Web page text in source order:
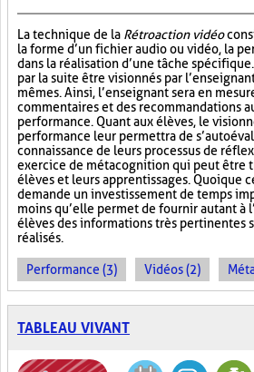
La technique de la Rétroaction vidéo
la forme d’un fichier audio ou vidéo, la
dans la réalisation d’une tâche
par la suite être visionnés par
mêmes. Ainsi, l’enseignant sera en
commentaires et des recommandations
performance. Quant aux élèves, le
performance leur permettra de
connaissance de leurs processus de
exercice de métacognition qui peut être
élèves et leurs apprentissages. Quoique
demande un investissement de temps
moins qu’elle permet de fournir autant à
élèves des informations très pertinentes
réalisés.
Performance (3) Vidéos (2)
TABLEAU VIVANT